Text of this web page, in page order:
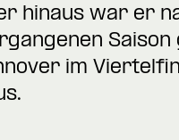
hinaus war er
im